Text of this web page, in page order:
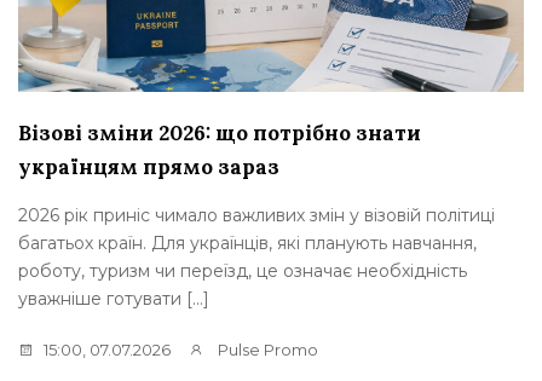
Візові зміни 2026: що потрібно знати
українцям прямо зараз
2026 рік приніс чимало важливих змін у візовій політиці
багатьох країн. Для українців, які планують навчання,
роботу, туризм чи переїзд, це означає необхідність
уважніше готувати […]
15:00, 07.07.2026 Pulse Promo